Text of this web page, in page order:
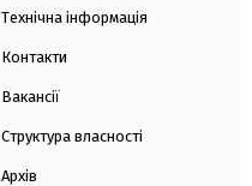
Технічна інформація
Контакти
Вакансії
Структура власності
Архів